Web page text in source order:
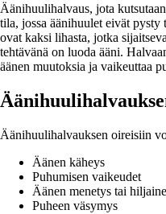
Äänihuulihalvaus, jota
tila, jossa äänihuulet eivät
ovat kaksi lihasta, jotka
tehtävänä on luoda ääni.
äänen muutoksia ja vaikeuttaa
Äänihuulihalvauksen oireisiin
Äänen käheys
Puhumisen vaikeudet
Äänen menetys tai
Puheen väsymys